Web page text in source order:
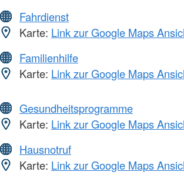
Fahrdienst
Karte: Link zur Google Maps
Familienhilfe
Karte: Link zur Google Maps
Gesundheitsprogramme
Karte: Link zur Google Maps
Hausnotruf
Karte: Link zur Google Maps